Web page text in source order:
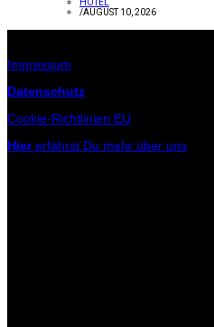
HOTEL
/AUGUST 10, 2026
Impressum
Datenschutz
Cookie-Richtlinien EU
Hiererfährst Du mehr über uns